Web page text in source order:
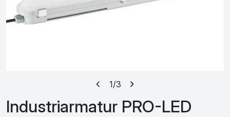
1/3
Industriarmatur PRO-LED